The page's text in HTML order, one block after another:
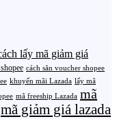
lấy mã giảm giá
cách săn voucher shopee
khuyến mãi Lazada lấy mã
mã freeship Lazada mã
mã giảm giá lazada